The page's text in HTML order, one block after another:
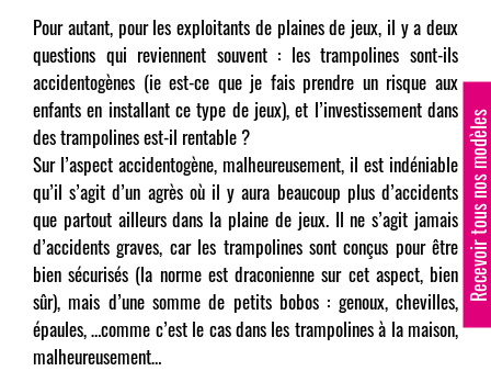
Recevoir tous nos modèles
Pour autant, pour les exploitants de plaines de jeux, il y a deux
questions qui reviennent souvent : les trampolines sont-ils
accidentogènes (ie est-ce que je fais prendre un risque aux
enfants en installant ce type de jeux), et l’investissement dans
des trampolines est-il rentable ?
Sur l’aspect accidentogène, malheureusement, il est indéniable
qu’il s’agit d’un agrès où il y aura beaucoup plus d’accidents
que partout ailleurs dans la plaine de jeux. Il ne s’agit jamais
d’accidents graves, car les trampolines sont conçus pour être
bien sécurisés (la norme est draconienne sur cet aspect, bien
sûr), mais d’une somme de petits bobos : genoux, chevilles,
épaules, …comme c’est le cas dans les trampolines à la maison,
malheureusement…